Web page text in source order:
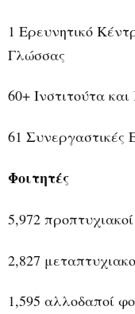
1 Ερευνητικό
Γλώσσας
60+ Ινστιτούτα
61 Συνεργαστικές
Φοιτητές
5,972
2,827
1,595 αλλοδαποί